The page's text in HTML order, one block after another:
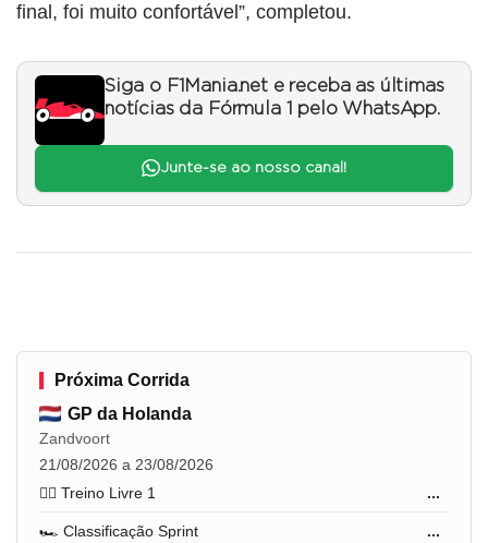
final, foi muito confortável”, completou.
Siga o F1Mania.net e receba as últimas
notícias da Fórmula 1 pelo WhatsApp.
Junte-se ao nosso canal!
Próxima Corrida
GP da Holanda
Zandvoort
21/08/2026 a 23/08/2026
🏋️‍♂️ Treino Livre 1
...
🏎️ Classificação Sprint ...